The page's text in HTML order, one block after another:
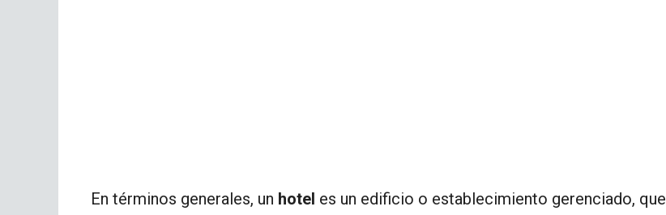
En términos generales, un hotel es un edificio o establecimiento gerenciado, que